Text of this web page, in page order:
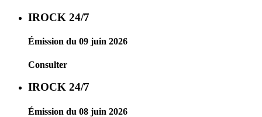
IROCK 24/7
Émission du 09 juin 2026
Consulter
IROCK 24/7
Émission du 08 juin 2026